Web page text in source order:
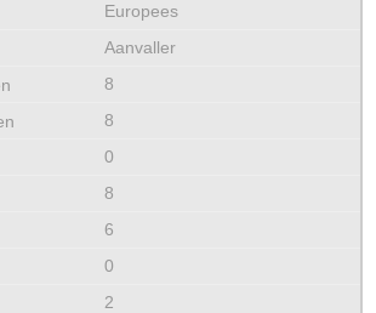
Europees
Aanvaller
8
8
0
8
6
0
2